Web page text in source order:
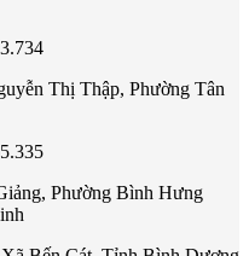
Thị Thập, Phường Tân
Phường Bình Hưng